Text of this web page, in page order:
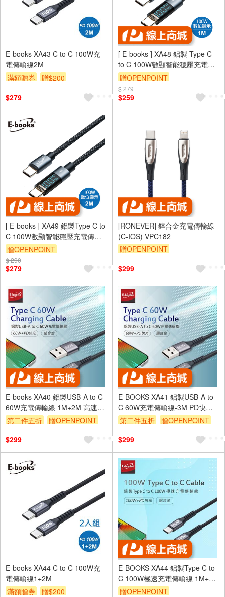
E-books XA43 C to C 100W充
電傳輸線2M
滿額贈券
贈$200
$279
[ E-books ] XA48 鋁製 Type C
to C 100W數顯智能穩壓充電傳
輸線-1M
贈OPENPOINT
$ 279
$259
[ E-books ] XA49 鋁製Type C to
C 100W數顯智能穩壓充電傳輸
線-2M
贈OPENPOINT
$ 290
$279
[RONEVER] 鋅合金充電傳輸線
(C-IOS) VPC182
贈OPENPOINT
$299
E-books XA40 鋁製USB-A to C
60W充電傳輸線 1M+2M 高速快
充 耐拉扯鋁合金材質
第二件五折
贈OPENPOINT
（運費不算在 2000 元的範圍
內）
$299
E-BOOKS XA41 鋁製USB-A to
C 60W充電傳輸線-3M PD快充
支援3A大電流
第二件五折
贈OPENPOINT
（運費不算在 2000 元的範圍
內）
$299
E-books XA44 C to C 100W充
電傳輸線1+2M
滿額贈券
贈$200
E-BOOKS XA44 鋁製Type C to
C 100W極速充電傳輸線 1M+2M
支援PD快充 5A大電流 耐拉
贈OPENPOINT